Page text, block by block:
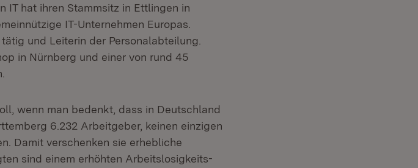
IT hat ihren Stammsitz in Ettlingen in
IT-Unternehmen Europas.
und Leiterin der Personalabteilung.
in Nürnberg und einer von rund 45
wenn man bedenkt, dass in Deutschland
6.232 Arbeitgeber, keinen einzigen
Damit verschenken sie erhebliche
sind einem erhöhten Arbeitslosigkeits-